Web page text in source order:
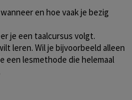
en hoe vaak je bezig
je een taalcursus volgt.
leren. Wil je bijvoorbeeld alleen
een lesmethode die helemaal